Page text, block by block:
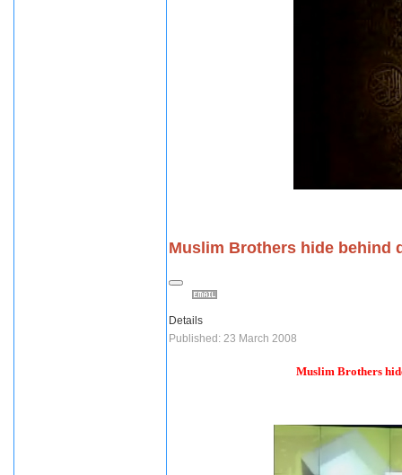
Muslim Brothers hide behind
Details
Published: 23 March 2008
Muslim Brothers